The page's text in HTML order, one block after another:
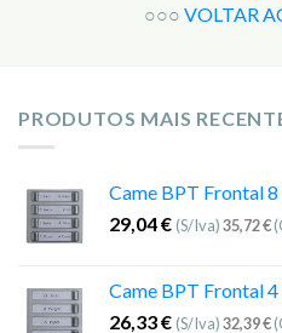
○○○ VOLTAR
PRODUTOS MAIS
Came BPT Frontal
29,04€ (S/Iva)35,72€
Came BPT Frontal
26,33€ (S/Iva)32,39€